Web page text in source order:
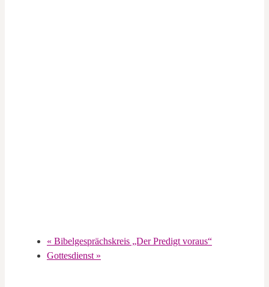
« Bibelgesprächskreis „Der Predigt voraus“
Gottesdienst »